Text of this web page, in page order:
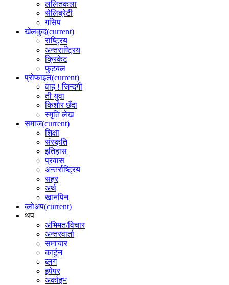
ललितकला
सेलिब्रेटी
गसिप
खेलकुद(current)
राष्ट्रिय
अन्तराष्ट्रिय
क्रिकेट
फुटबल
प्रोफाइल(current)
वाह ! जिन्दगी
ती युवा
किशोर छँदा
स्मृति लेख
समाज(current)
शिक्षा
संस्कृति
इतिहास
प्रवास
अन्तर्राष्ट्रिय
सहर
अर्थ
खानपिन
ब्लोअप(current)
थप
अभिमत/विचार
अन्तरवार्ता
समाचार
कार्टुन
ब्लग
इपेपर
अर्काइभ